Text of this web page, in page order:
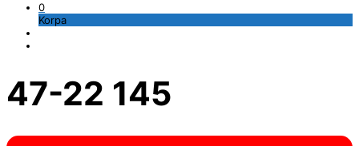
0
Korpa
47-22 145